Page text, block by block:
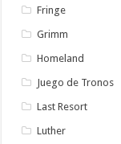
Fringe
Grimm
Homeland
Juego de Tronos
Last Resort
Luther